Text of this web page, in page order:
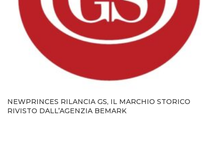
NEWPRINCES RILANCIA GS, IL MARCHIO STORICO
RIVISTO DALL’AGENZIA BEMARK